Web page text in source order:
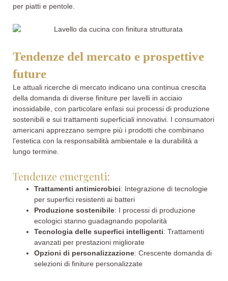
per piatti e pentole.
Tendenze del mercato e prospettive
future
Le attuali ricerche di mercato indicano una continua crescita
della domanda di diverse finiture per lavelli in acciaio
inossidabile, con particolare enfasi sui processi di produzione
sostenibili e sui trattamenti superficiali innovativi. I consumatori
americani apprezzano sempre più i prodotti che combinano
l’estetica con la responsabilità ambientale e la durabilità a
lungo termine.
Tendenze emergenti:
Trattamenti antimicrobici: Integrazione di tecnologie
per superfici resistenti ai batteri
Produzione sostenibile: I processi di produzione
ecologici stanno guadagnando popolarità
Tecnologia delle superfici intelligenti: Trattamenti
avanzati per prestazioni migliorate
Opzioni di personalizzazione: Crescente domanda di
selezioni di finiture personalizzate